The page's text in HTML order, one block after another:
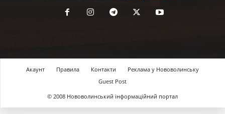
Акаунт Правила Контакти
Реклама у Нововолинську
Guest Post
© 2008 Нововолинський інформаційний портал